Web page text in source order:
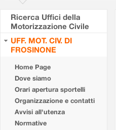
Ricerca Uffici della
Motorizzazione Civile
UFF. MOT. CIV. DI
FROSINONE
Home Page
Dove siamo
Orari apertura sportelli
Organizzazione e contatti
Avvisi all'utenza
Normative